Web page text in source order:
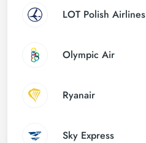
LOT Polish Airlines
Olympic Air
Ryanair
Sky Express